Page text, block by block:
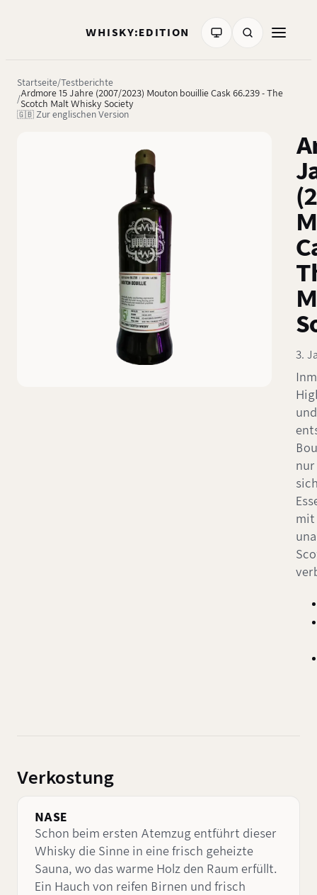
WHISKY:EDITION
Startseite Testberichte
Ardmore 15 Jahre (2007/2023) Mouton bouillie Cask 66.239 - The
Scotch Malt Whisky Society
🇬🇧 Zur englischen Version
3.
nur
mit
Verkostung
NASE
Schon beim ersten Atemzug entführt dieser
Whisky die Sinne in eine frisch geheizte
Sauna, wo das warme Holz den Raum erfüllt.
Ein Hauch von reifen Birnen und frisch